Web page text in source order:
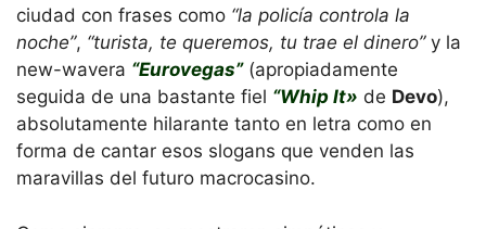
ciudad con frases como “la policía controla la
noche”, “turista, te queremos, tu trae el dinero”y la
new-wavera “Eurovegas”(apropiadamente
seguida de una bastante fiel “Whip It» de Devo),
absolutamente hilarante tanto en letra como en
forma de cantar esos slogans que venden las
maravillas del futuro macrocasino.